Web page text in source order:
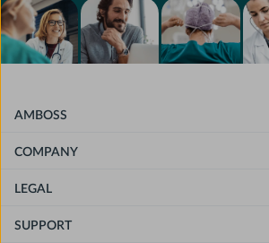
AMBOSS
COMPANY
LEGAL
SUPPORT